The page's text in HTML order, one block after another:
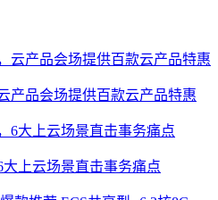
产品会场提供百款云产品特惠
上云场景直击事务痛点